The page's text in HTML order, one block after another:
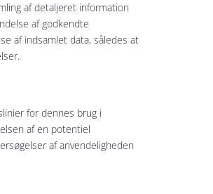
af detaljeret information
af godkendte
af indsamlet data, således at
for dennes brug i
af en potentiel
af anvendeligheden